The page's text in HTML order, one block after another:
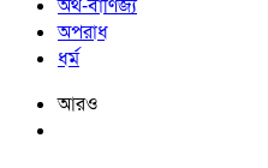
অর্থ-বাণিজ্য
অপরাধ
ধর্ম
আরও